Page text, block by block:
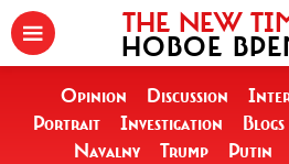
THE NEW
НОВОЕ
Opinion Discussion
Portrait
Investigation Blogs
Navalny
Trump Putin